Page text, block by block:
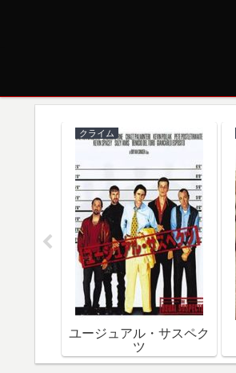
クライム
ユージュアル・サスペク
ツ